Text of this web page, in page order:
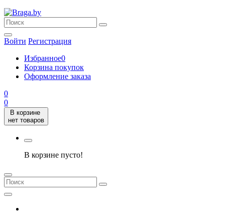
Войти Регистрация
Избранное0
Корзина покупок
Оформление заказа
0
0
В корзине
нет товаров
В корзине пусто!